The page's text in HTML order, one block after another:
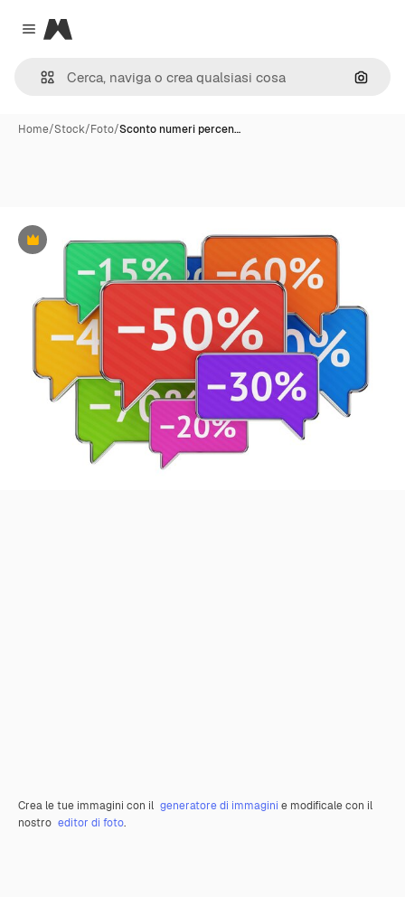
Close menu
Magnific
Cerca
Home/Stock/Foto/Sconto numeri percen…
Premium
Crea le tue immagini con il generatore di immagini e modificale con il
nostro editor di foto.